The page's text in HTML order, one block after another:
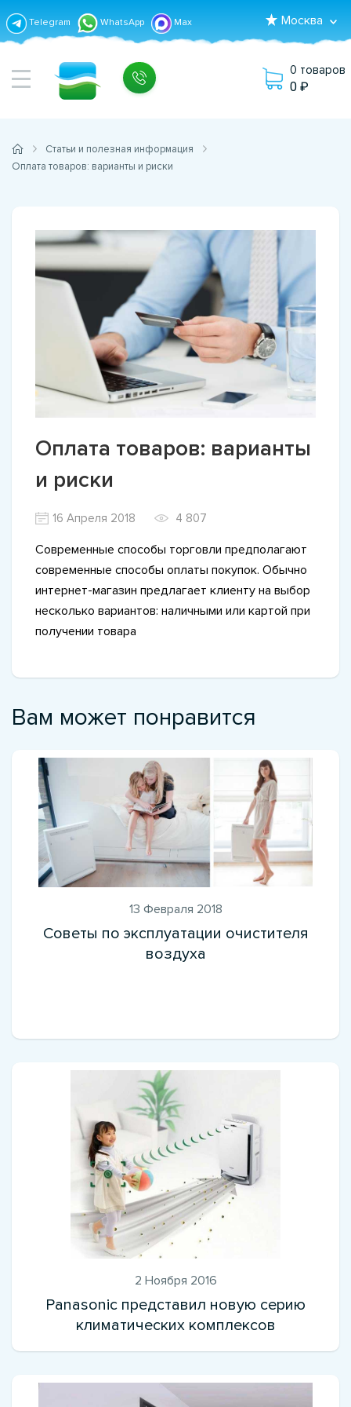
Telegram WhatsApp Max Москва
0 товаров
0
Статьи и полезная информация
Оплата товаров: варианты и риски
Оплата товаров: варианты
и риски
16 Апреля 2018 4 807
Современные способы торговли предполагают
современные способы оплаты покупок. Обычно
интернет-магазин предлагает клиенту на выбор
несколько вариантов: наличными или картой при
получении товара
Вам может понравится
13 Февраля 2018
Советы по эксплуатации очистителя
воздуха
2 Ноября 2016
Panasonic представил новую серию
климатических комплексов